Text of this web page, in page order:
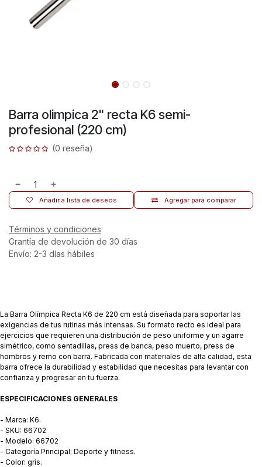
Barra olimpica 2" recta K6 semi-
profesional (220 cm)
(0 reseña)
Agregar para comparar
Añadir a lista de deseos
Términos y condiciones
Grantía de devolución de 30 días
Envío: 2-3 días hábiles
La Barra Olímpica Recta K6 de 220 cm está diseñada para soportar las
exigencias de tus rutinas más intensas. Su formato recto es ideal para
ejercicios que requieren una distribución de peso uniforme y un agarre
simétrico, como sentadillas, press de banca, peso muerto, press de
hombros y remo con barra. Fabricada con materiales de alta calidad, esta
barra ofrece la durabilidad y estabilidad que necesitas para levantar con
confianza y progresar en tu fuerza.
ESPECIFICACIONES GENERALES
- Marca: K6.
- SKU: 66702
- Modelo: 66702
- Categoría Principal: Deporte y fitness.
- Color: gris.